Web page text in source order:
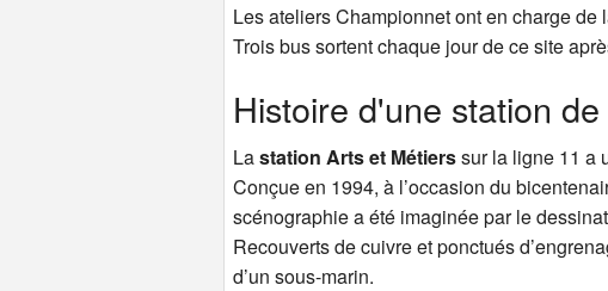
Les ateliers Championnet ont en charge
Trois bus sortent chaque jour de ce site
Histoire d'une station
Lastation Arts et Métierssur la ligne 11 a
Conçue en 1994, à l’occasion du
scénographie a été imaginée par le
Recouverts de cuivre et ponctués
d’un sous-marin.